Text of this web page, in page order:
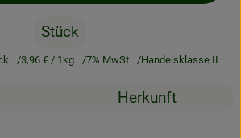
Stück
3,96 €/ 1kg 7% MwSt Handelsklasse II
Herkunft